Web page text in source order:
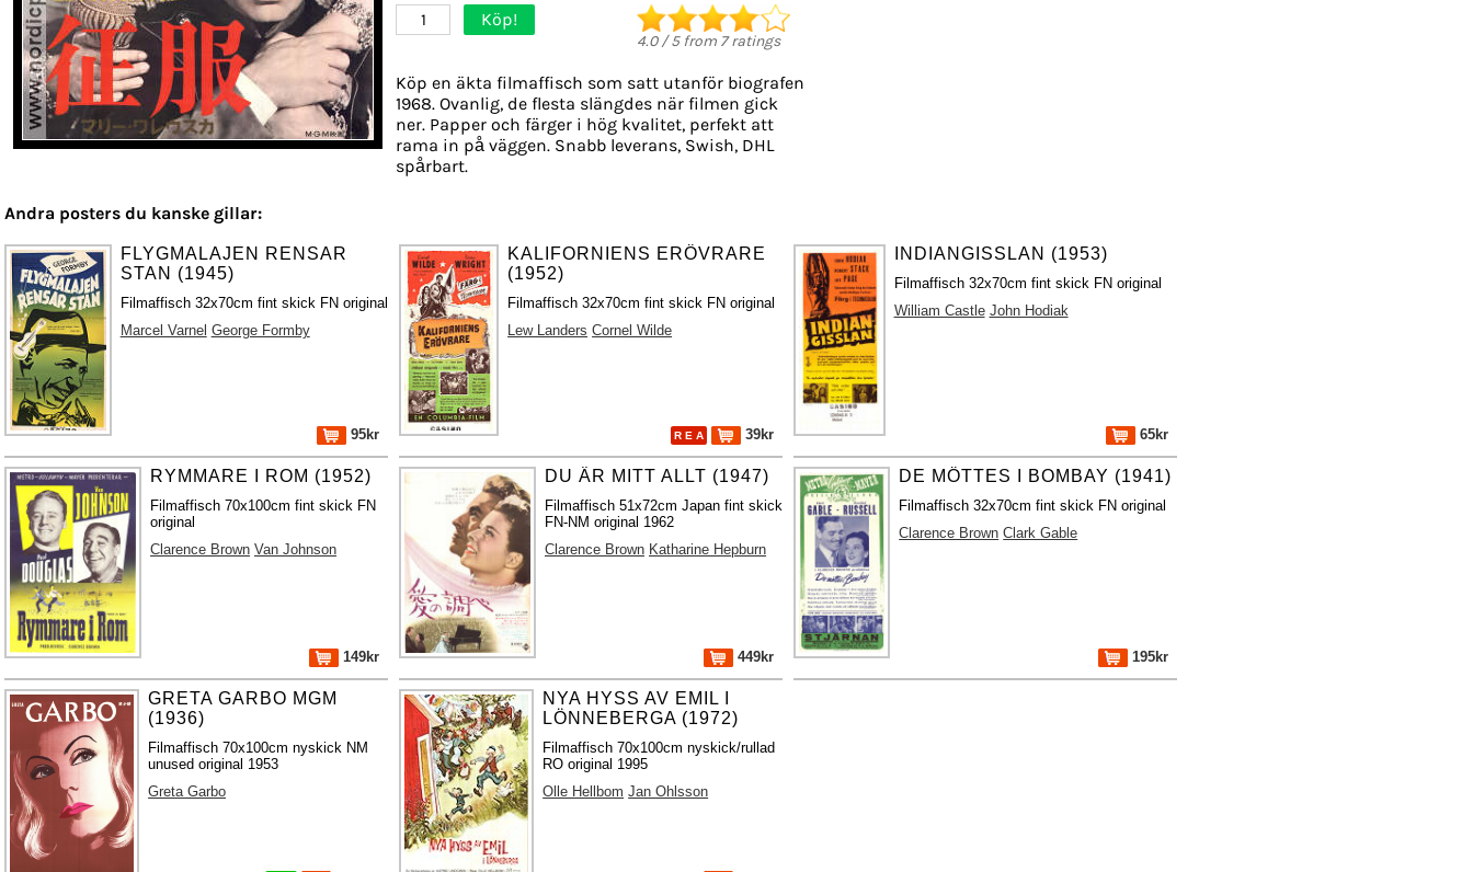
1 Köp!
4.0/5from 7ratings
Köp en äkta filmaffisch som satt utanför biografen
1968. Ovanlig, de flesta slängdes när filmen gick
ner. Papper och färger i hög kvalitet, perfekt att
rama in på väggen. Snabb leverans, Swish, DHL
spårbart.
Andra posters du kanske gillar:
FLYGMALAJEN RENSAR
STAN (1945)
Filmaffisch 32x70cm fint skick FN original
Marcel Varnel George Formby
95kr
KALIFORNIENS ERÖVRARE
(1952)
Filmaffisch 32x70cm fint skick FN original
Lew Landers Cornel Wilde
R E A 39kr
INDIANGISSLAN (1953)
Filmaffisch 32x70cm fint skick FN original
William Castle John Hodiak
65kr
RYMMARE I ROM (1952)
Filmaffisch 70x100cm fint skick FN
original
Clarence Brown Van Johnson
149kr
DU ÄR MITT ALLT (1947)
Filmaffisch 51x72cm Japan fint skick
FN-NM original 1962
Clarence Brown Katharine Hepburn
449kr
DE MÖTTES I BOMBAY (1941)
Filmaffisch 32x70cm fint skick FN original
Clarence Brown Clark Gable
195kr
GRETA GARBO MGM
(1936)
Filmaffisch 70x100cm nyskick NM
unused original 1953
Greta Garbo
NYA HYSS AV EMIL I
LÖNNEBERGA (1972)
Filmaffisch 70x100cm nyskick/rullad
RO original 1995
Olle Hellbom Jan Ohlsson